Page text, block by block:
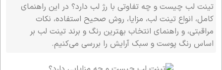
تینت لب چیست و چه تفاوتی با رژ لب دارد؟ در این راهنمای
کامل، انواع تینت لب، مزایا، روش صحیح استفاده، نکات
مراقبتی، و راهنمای انتخاب بهترین رنگ و برند تینت لب بر
اساس رنگ پوست و سبک آرایش را بررسی می‌کنیم.